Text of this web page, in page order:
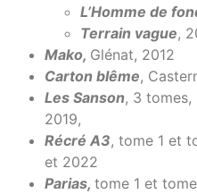
L’Homme de
Terrain vague,
Mako, Glénat, 2012
Carton blême,
Les Sanson, 3 tomes,
2019,
Récré A3, tome 1 et
et 2022
Parias, tome 1 et